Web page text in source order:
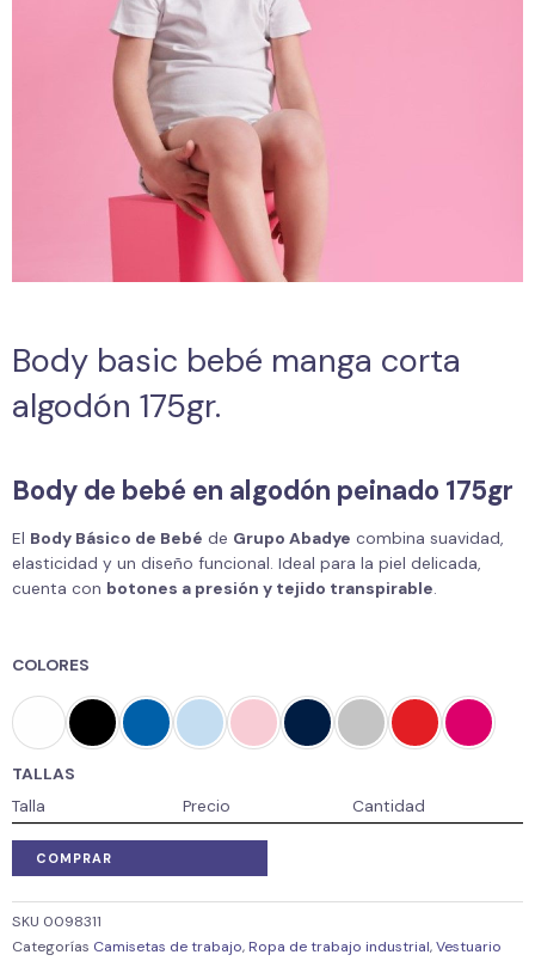
Body basic bebé manga corta
algodón 175gr.
Body de bebé en algodón peinado 175gr
El Body Básico de Bebé de Grupo Abadye combina suavidad,
elasticidad y un diseño funcional. Ideal para la piel delicada,
cuenta con botones a presión y tejido transpirable.
COLORES
TALLAS
Talla
Precio Cantidad
COMPRAR
SKU 0098311
Categorías Camisetas de trabajo,Ropa de trabajo industrial,Vestuario